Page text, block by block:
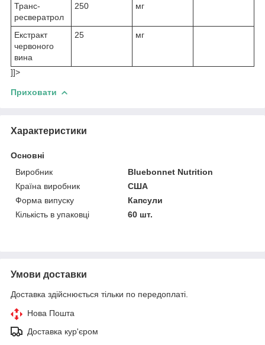
Транс-
ресвератрол
250 мг
Екстракт
червоного
вина
25 мг
]]>
Приховати
Характеристики
Основні
Виробник
Bluebonnet Nutrition
Країна виробник
США
Форма випуску
Капсули
Кількість в упаковці
60 шт.
Умови доставки
Доставка здійснюється тільки по передоплаті.
Нова Пошта
Доставка кур'єром